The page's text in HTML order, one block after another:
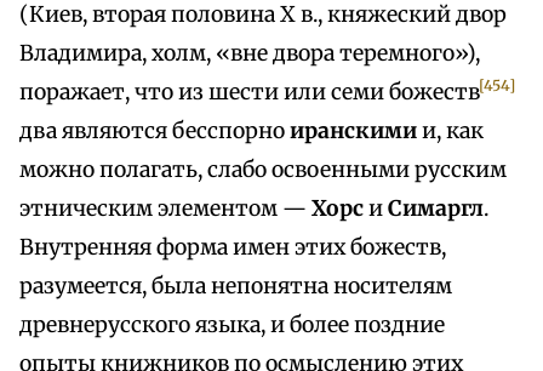
(Киев, вторая половина X в., княжеский двор
Владимира, холм, «вне двора теремного»),
поражает, что из шести или семи божеств[454]
два являются бесспорноиранскимии, как
можно полагать, слабо освоенными русским
этническим элементом — ХорcиСимаргл.
Внутренняя форма имен этих божеств,
разумеется, была непонятна носителям
древнерусского языка, и более поздние
опыты книжников по осмыслению этих